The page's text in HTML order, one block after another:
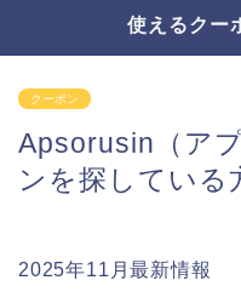
使えるクー
クーポン
Apsorusin（ア
ンを探している
2025年11月最新情報